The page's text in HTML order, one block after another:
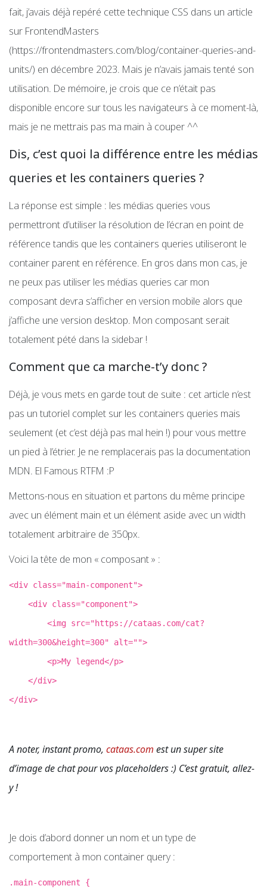
fait, j’avais déjà repéré cette technique CSS dans un article
sur FrontendMasters
(https://frontendmasters.com/blog/container-queries-and-
units/) en décembre 2023. Mais je n’avais jamais tenté son
utilisation. De mémoire, je crois que ce n’était pas
disponible encore sur tous les navigateurs à ce moment-là,
mais je ne mettrais pas ma main à couper ^^
Dis, c’est quoi la différence entre les médias
queries et les containers queries ?
La réponse est simple : les médias queries vous
permettront d’utiliser la résolution de l’écran en point de
référence tandis que les containers queries utiliseront le
container parent en référence. En gros dans mon cas, je
ne peux pas utiliser les médias queries car mon
composant devra s’afficher en version mobile alors que
j’affiche une version desktop. Mon composant serait
totalement pété dans la sidebar !
Comment que ca marche-t’y donc ?
Déjà, je vous mets en garde tout de suite : cet article n’est
pas un tutoriel complet sur les containers queries mais
seulement (et c’est déjà pas mal hein !) pour vous mettre
un pied à l’étrier. Je ne remplacerais pas la documentation
MDN. El Famous RTFM :P
Mettons-nous en situation et partons du même principe
avec un élément main et un élément aside avec un width
totalement arbitraire de 350px.
Voici la tête de mon « composant » :
<div class="main-component">
<div class="component">
<img src="https://cataas.com/cat?
width=300&height=300" alt="">
<p>My legend</p>
</div>
</div>
A noter, instant promo, cataas.com est un super site
d’image de chat pour vos placeholders :) C’est gratuit, allez-
y !
Je dois d’abord donner un nom et un type de
comportement à mon container query :
.main-component {